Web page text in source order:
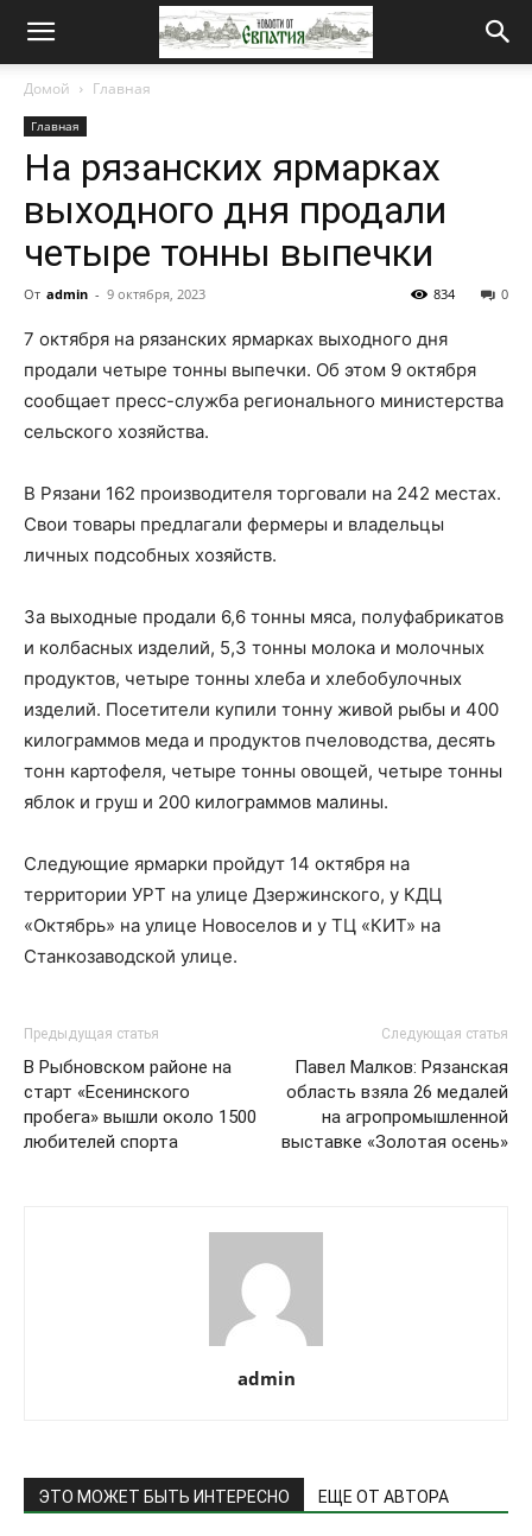
Новости
Домой Главная
Главная
На рязанских ярмарках
выходного дня продали
четыре тонны выпечки
От admin - 9 октября, 2023 0
834
7 октября на рязанских ярмарках выходного дня
продали четыре тонны выпечки. Об этом 9 октября
сообщает пресс-служба регионального министерства
сельского хозяйства.
В Рязани 162 производителя торговали на 242 местах.
Свои товары предлагали фермеры и владельцы
личных подсобных хозяйств.
За выходные продали 6,6 тонны мяса, полуфабрикатов
и колбасных изделий, 5,3 тонны молока и молочных
продуктов, четыре тонны хлеба и хлебобулочных
изделий. Посетители купили тонну живой рыбы и 400
килограммов меда и продуктов пчеловодства, десять
тонн картофеля, четыре тонны овощей, четыре тонны
яблок и груш и 200 килограммов малины.
Следующие ярмарки пройдут 14 октября на
территории УРТ на улице Дзержинского, у КДЦ
«Октябрь» на улице Новоселов и у ТЦ «КИТ» на
Станкозаводской улице.
Предыдущая статья
В Рыбновском районе на
старт «Есенинского
пробега» вышли около 1500
любителей спорта
Следующая статья
Павел Малков: Рязанская
область взяла 26 медалей
на агропромышленной
выставке «Золотая осень»
admin
ЭТО МОЖЕТ БЫТЬ ИНТЕРЕСНО ЕЩЕ ОТ АВТОРА